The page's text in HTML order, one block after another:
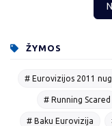
ŽYMOS
# Eurovizijos 2011
# Running Scared
# Baku Eurovizija